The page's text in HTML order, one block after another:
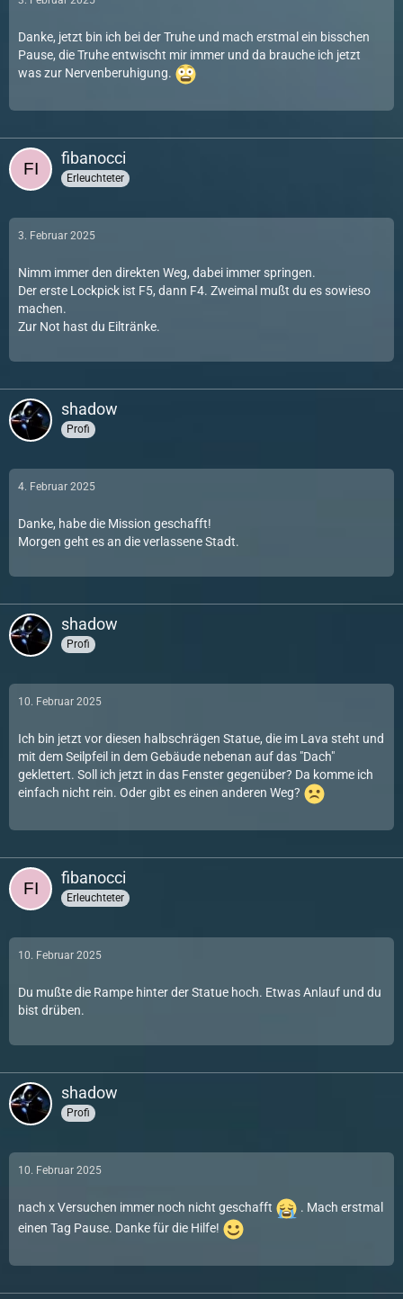
Danke, jetzt bin ich bei der Truhe und mach erstmal ein bisschen
Pause, die Truhe entwischt mir immer und da brauche ich jetzt
was zur Nervenberuhigung.
fibanocci
Erleuchteter
3. Februar 2025
Nimm immer den direkten Weg, dabei immer springen.
Der erste Lockpick ist F5, dann F4. Zweimal mußt du es sowieso
machen.
Zur Not hast du Eiltränke.
shadow
Profi
4. Februar 2025
Danke, habe die Mission geschafft!
Morgen geht es an die verlassene Stadt.
shadow
Profi
10. Februar 2025
Ich bin jetzt vor diesen halbschrägen Statue, die im Lava steht und
mit dem Seilpfeil in dem Gebäude nebenan auf das "Dach"
geklettert. Soll ich jetzt in das Fenster gegenüber? Da komme ich
einfach nicht rein. Oder gibt es einen anderen Weg?
fibanocci
Erleuchteter
10. Februar 2025
Du mußte die Rampe hinter der Statue hoch. Etwas Anlauf und du
bist drüben.
shadow
Profi
10. Februar 2025
nach x Versuchen immer noch nicht geschafft
. Mach erstmal
einen Tag Pause. Danke für die Hilfe!